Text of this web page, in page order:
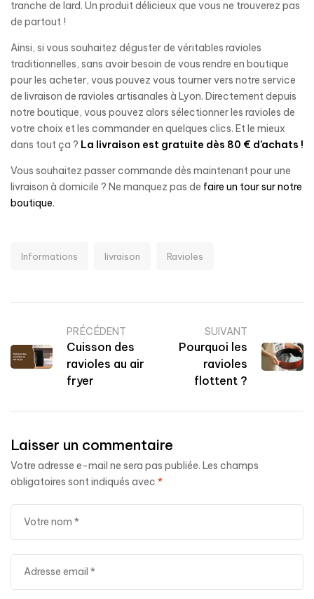
tranche de lard. Un produit délicieux que vous ne trouverez pas
de partout !
Ainsi, si vous souhaitez déguster de véritables ravioles
traditionnelles, sans avoir besoin de vous rendre en boutique
pour les acheter, vous pouvez vous tourner vers notre service
de livraison de ravioles artisanales à Lyon. Directement depuis
notre boutique, vous pouvez alors sélectionner les ravioles de
votre choix et les commander en quelques clics. Et le mieux
dans tout ça ? La livraison est gratuite dès 80 € d’achats !
Vous souhaitez passer commande dès maintenant pour une
livraison à domicile ? Ne manquez pas de faire un tour sur notre
boutique.
Informations livraison Ravioles
PRÉCÉDENT
Cuisson des
ravioles au air
fryer
SUIVANT
Pourquoi les
ravioles
flottent ?
Laisser un commentaire
Votre adresse e-mail ne sera pas publiée. Les champs
obligatoires sont indiqués avec *